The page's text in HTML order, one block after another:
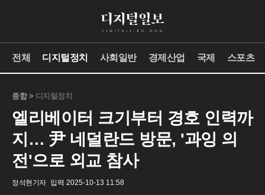
전체 디지털정치 사회일반 경제산업 국제 스포츠
종합 > 디지털정치
엘리베이터 크기부터 경호 인력까
지… 尹 네덜란드 방문, '과잉 의
전'으로 외교 참사
정석현기자 입력 2025-10-13 11:58